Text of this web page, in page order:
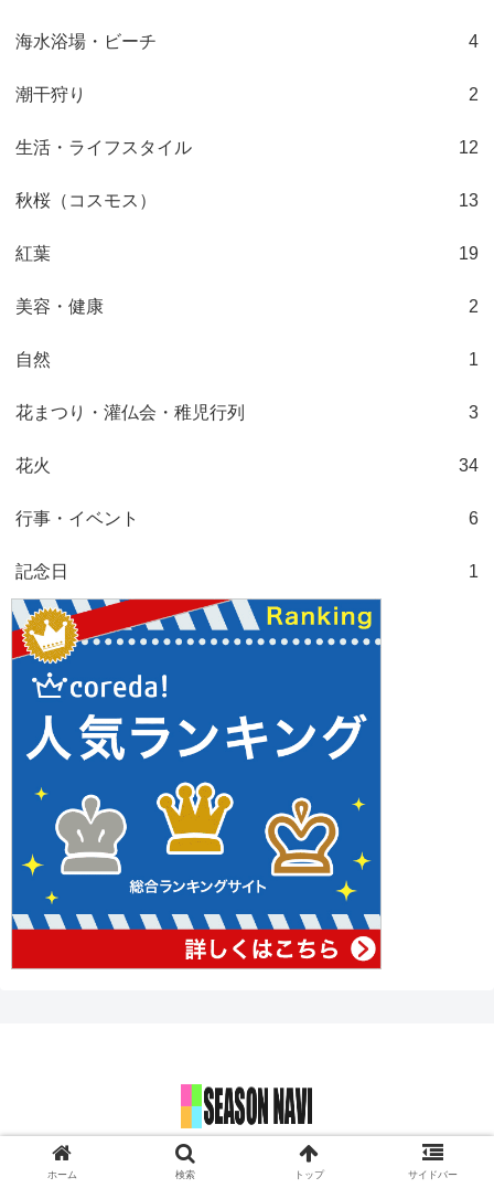
海水浴場・ビーチ 4
潮干狩り 2
生活・ライフスタイル 12
秋桜（コスモス） 13
紅葉 19
美容・健康 2
自然 1
花まつり・灌仏会・稚児行列 3
花火 34
行事・イベント 6
記念日 1
© 2017 SEASON NAVI 今年もこの季節がやってきました！.
ホーム 検索 トップ サイドバー